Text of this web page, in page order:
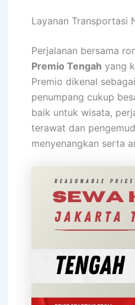
Layanan Transportasi
Perjalanan bersama
Premio Tengah yang
Premio dikenal
penumpang cukup
baik untuk wisata,
terawat dan
menyenangkan serta